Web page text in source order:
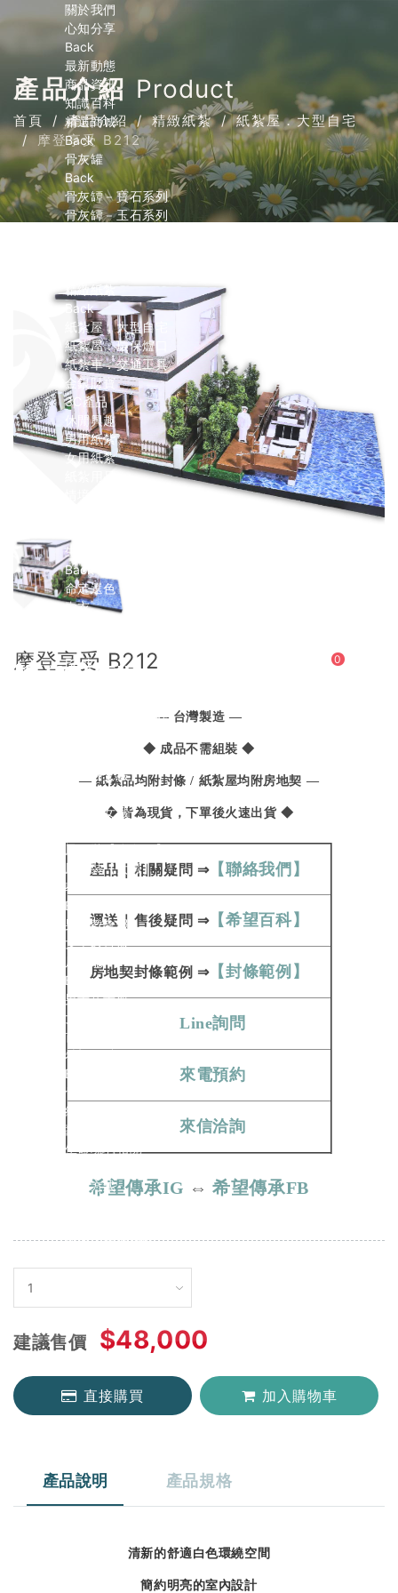
0
關於我們
心知分享
Back
最新動態
商品資訊
知識百科
精選商城
Back
骨灰罐
Back
骨灰罈－寶石系列
骨灰罈－玉石系列
精緻紙紮
Back
紙紮屋．大型自宅
紙紮屋．環保爐口
紙紮車．交通工具
金銀財寶
3C產品
休閒興趣
男用紙紮
女用紙紮
生命琉璃
Back
命定選色
壽衣
Back
長袍馬褂【天然絲】
衣裙【女緞】
旗袍【女緞】
鳳仙裝【彩色絲】
鳳仙裝【女緞】
教會服
Back
男士教會服
女士教會服
居士服
Back
男士居士服
女士居士服
首飾/蓮花被
希望百科
Back
骨灰罐相關
紙紮相關
壽衣相關
生命琉璃相關
運送方式
如何與我們聯絡
產品介紹 Product
首頁 產品介紹 精緻紙紮
紙紮屋．大型自宅
摩登享受 B212
摩登享受 B212
— 台灣製造 —
◆ 成品不需組裝 ◆
— 紙紮品均附封條 / 紙紮屋均附房地契 —
◆ 皆為現貨，下單後火速出貨 ◆
產品 ｜ 相關疑問 ⇒【聯絡我們】
運送 ｜ 售後疑問 ⇒【希望百科】
房地契封條範例​​​​​ ⇒【封條範例】
Line詢問
來電預約
來信洽詢
希望傳承IG ⇔希望傳承FB
建議售價 $48,000
直接購買 加入購物車
產品說明 產品規格
清新的舒適白色環繞空間
簡約明亮的室內設計